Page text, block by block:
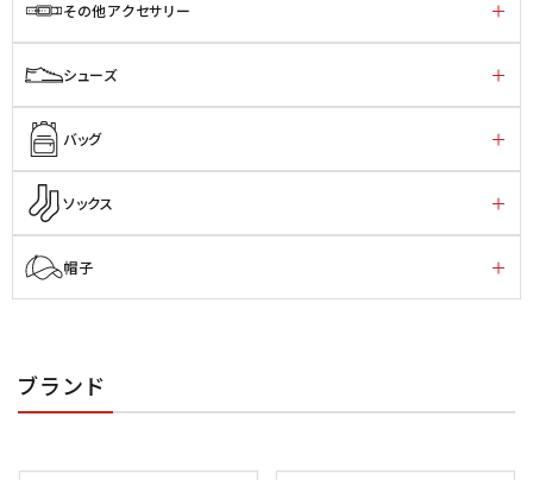
その他アクセサリー
シューズ
バッグ
ソックス
帽子
ブランド